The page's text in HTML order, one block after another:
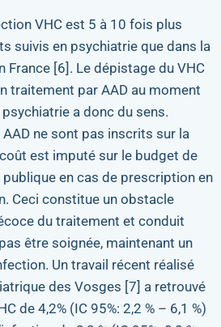
VHC est 5 à 10 fois plus
suivis en psychiatrie que dans la
France [6]. Le dépistage du VHC
traitement par AAD au moment
a donc du sens.
ne sont pas inscrits sur la
est imputé sur le budget de
en cas de prescription en
Ceci constitue un obstacle
du traitement et conduit
être soignée, maintenant un
Un travail récent réalisé
des Vosges [7] a retrouvé
de 4,2% (IC 95%: 2,2 % – 6,1 %)